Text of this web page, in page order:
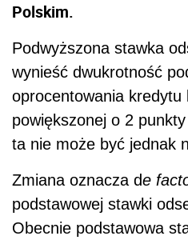
Polskim.
Podwyższona stawka
wynieść dwukrotność
oprocentowania kredytu
powiększonej o 2
ta nie może być jednak
Zmiana oznacza de
podstawowej stawki
Obecnie podstawowa